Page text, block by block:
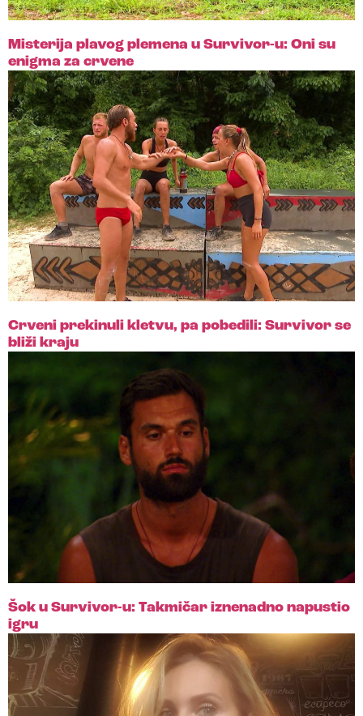
Misterija plavog plemena u Survivor-u: Oni su
enigma za crvene
Crveni prekinuli kletvu, pa pobedili: Survivor se
bliži kraju
Šok u Survivor-u: Takmičar iznenadno napustio
igru